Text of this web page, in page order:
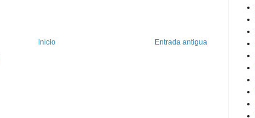
Entrada antigua
Inicio